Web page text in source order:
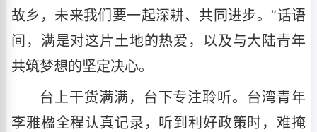
故乡，未来我们要一起深耕、共同进步。”话语
间，满是对这片土地的热爱，以及与大陆青年
共筑梦想的坚定决心。
台上干货满满，台下专注聆听。台湾青年
李雅楹全程认真记录，听到利好政策时，难掩